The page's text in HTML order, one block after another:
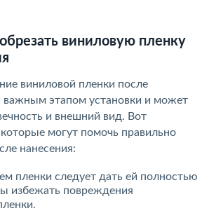
виниловую пленку
виниловой пленки после
важным этапом установки и может
и внешний вид. Вот
могут помочь правильно
нанесения:
пленки следует дать ей полностью
избежать повреждения